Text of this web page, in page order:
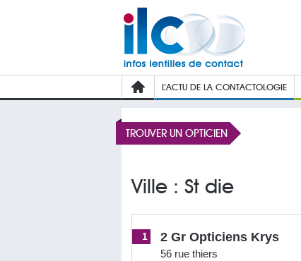
L’ACTU DE LA CONTACTOLOGIE
TROUVER UN OPTICIEN
Ville : St die
1 2 Gr Opticiens Krys
56 rue thiers